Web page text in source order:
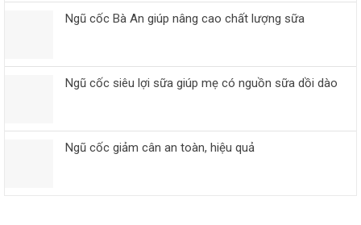
Ngũ cốc Bà An giúp nâng cao chất lượng sữa
Ngũ cốc siêu lợi sữa giúp mẹ có nguồn sữa dồi dào
Ngũ cốc giảm cân an toàn, hiệu quả